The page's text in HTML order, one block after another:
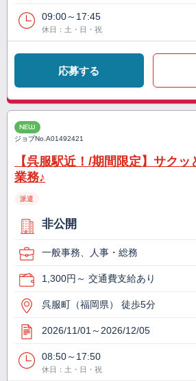
09:00～17:45
休日：土・日・祝
応募する
NEW
ジョブNo.A01492421
【呉服駅近！/期間限定】サク
業務♪
派遣
非公開
一般事務、人事・総務
1,300円～ 交通費支給あり
呉服町（福岡県） 徒歩5分
2026/11/01～2026/12/05
08:50～17:50
休日：土・日・祝